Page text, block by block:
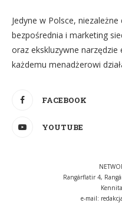
Jedyne w Polsce,
bezpośrednia i marketing
oraz ekskluzywne
każdemu menadżerowi
FACEBOOK
YOUTUBE
Rangárflatir 4,
e-mail: